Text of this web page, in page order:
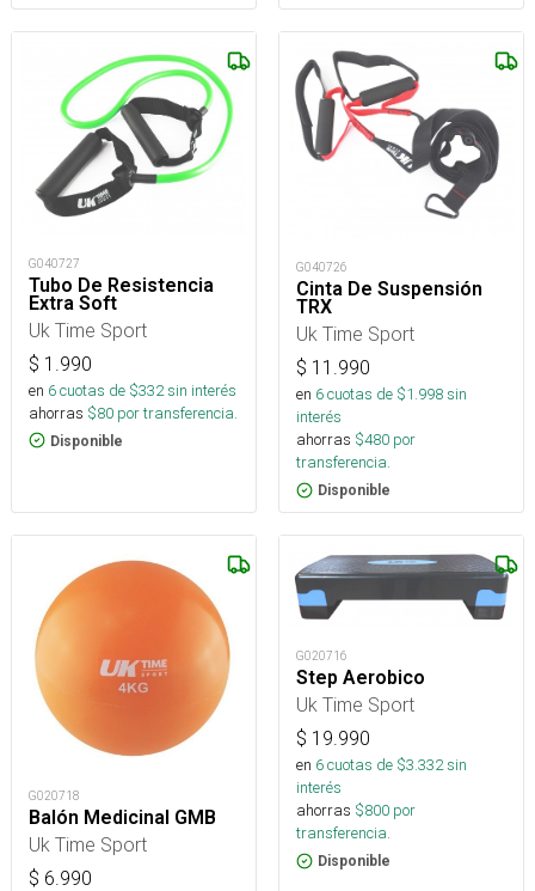
G040727
Tubo De Resistencia
Extra Soft
Uk Time Sport
$ 1.990
en 6cuotas de $332sin interés
ahorras $80 por transferencia.
Disponible
G040726
Cinta De Suspensión
TRX
Uk Time Sport
$ 11.990
en 6cuotas de $1.998sin
interés
ahorras $480 por
transferencia.
Disponible
G020718
Balón Medicinal GMB
Uk Time Sport
$ 6.990
G020716
Step Aerobico
Uk Time Sport
$ 19.990
en 6cuotas de $3.332sin
interés
ahorras $800 por
transferencia.
Disponible